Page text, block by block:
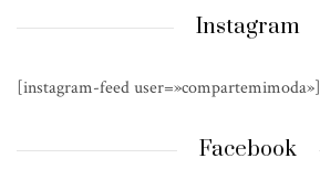
Instagram
[instagram-feed user=»compartemimoda»]
Facebook